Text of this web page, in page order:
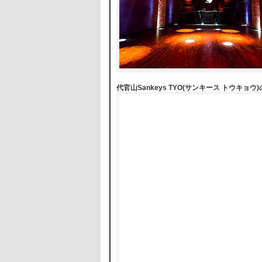
代官山Sankeys TYO(サンキース トウキョウ)